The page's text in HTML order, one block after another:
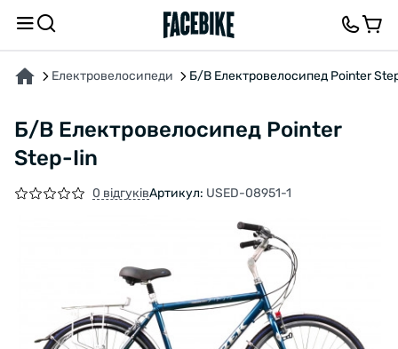
Електровелосипеди Б/В Електровелосипед Pointer
Б/В Електровелосипед Pointer
Step-Iin
0 відгуківАртикул: USED-08951-1
ПРО ТОВАР ХАРАКТЕРИСТИКИВІДГУКИ ТА ЗАПИТАННЯ